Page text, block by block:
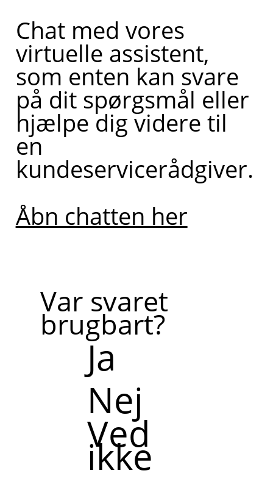
Chat med vores
virtuelle assistent,
som enten kan svare
på dit spørgsmål eller
hjælpe dig videre til
en
kundeservicerådgiver.
Åbn chatten her
Var svaret
brugbart?
Ja
Nej
Ved
ikke